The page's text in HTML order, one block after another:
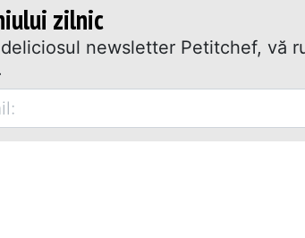
zilnic
newsletter Petitchef, vă